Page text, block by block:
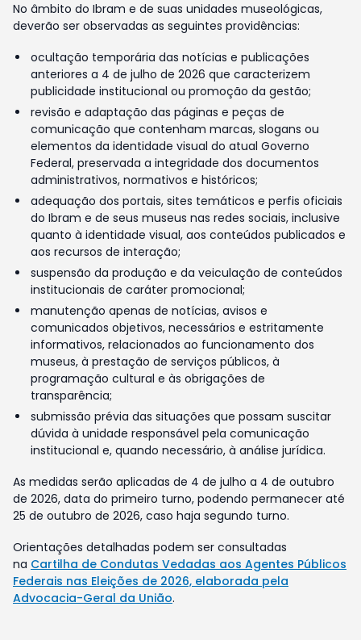
No âmbito do Ibram e de suas unidades museológicas,
deverão ser observadas as seguintes providências:
ocultação temporária das notícias e publicações
anteriores a 4 de julho de 2026 que caracterizem
publicidade institucional ou promoção da gestão;
revisão e adaptação das páginas e peças de
comunicação que contenham marcas, slogans ou
elementos da identidade visual do atual Governo
Federal, preservada a integridade dos documentos
administrativos, normativos e históricos;
adequação dos portais, sites temáticos e perfis oficiais
do Ibram e de seus museus nas redes sociais, inclusive
quanto à identidade visual, aos conteúdos publicados e
aos recursos de interação;
suspensão da produção e da veiculação de conteúdos
institucionais de caráter promocional;
manutenção apenas de notícias, avisos e
comunicados objetivos, necessários e estritamente
informativos, relacionados ao funcionamento dos
museus, à prestação de serviços públicos, à
programação cultural e às obrigações de
transparência;
submissão prévia das situações que possam suscitar
dúvida à unidade responsável pela comunicação
institucional e, quando necessário, à análise jurídica.
As medidas serão aplicadas de 4 de julho a 4 de outubro
de 2026, data do primeiro turno, podendo permanecer até
25 de outubro de 2026, caso haja segundo turno.
Orientações detalhadas podem ser consultadas
na Cartilha de Condutas Vedadas aos Agentes Públicos
Federais nas Eleições de 2026, elaborada pela
Advocacia-Geral da União.